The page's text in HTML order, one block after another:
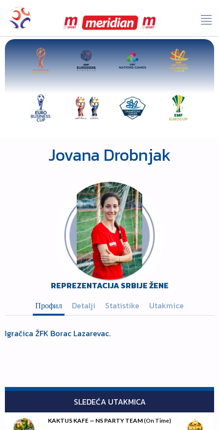
Jovana Drobnjak
REPREZENTACIJA SRBIJE ŽENE
Профил
Detalji Statistike Utakmice
Igračica ŽFK Borac Lazarevac.
SLEDEĆA UTAKMICA
KAKTUS KAFE — NS PARTY TEAM (On Time)